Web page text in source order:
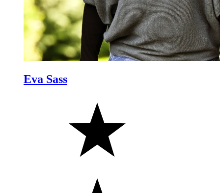
Eva Sass